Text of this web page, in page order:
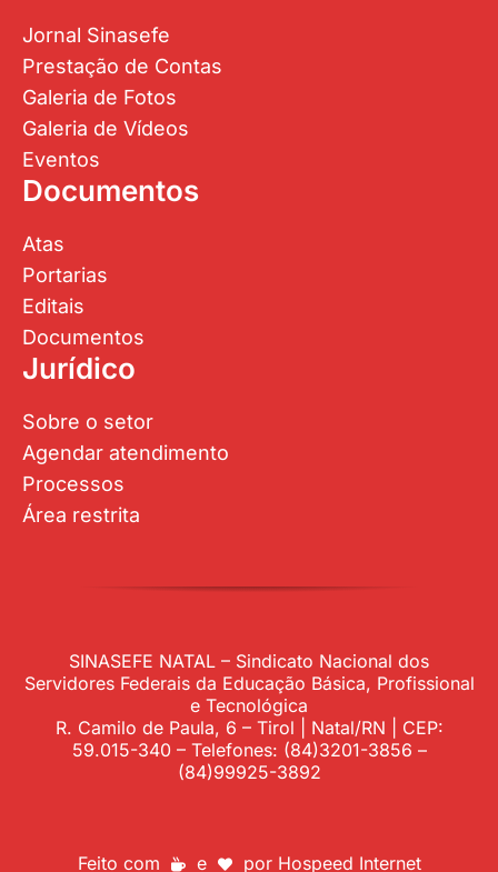
Jornal Sinasefe
Prestação de Contas
Galeria de Fotos
Galeria de Vídeos
Eventos
Documentos
Atas
Portarias
Editais
Documentos
Jurídico
Sobre o setor
Agendar atendimento
Processos
Área restrita
SINASEFE NATAL – Sindicato Nacional dos
Servidores Federais da Educação Básica, Profissional
e Tecnológica
R. Camilo de Paula, 6 – Tirol | Natal/RN | CEP:
59.015-340 – Telefones: (84)3201-3856 –
(84)99925-3892
Feito com e por Hospeed Internet